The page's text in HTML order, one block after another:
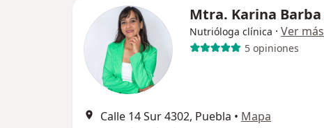
Mtra. Karina Barba
Nutrióloga clínica · Ver más
5 opiniones
Calle 14 Sur 4302, Puebla • Mapa